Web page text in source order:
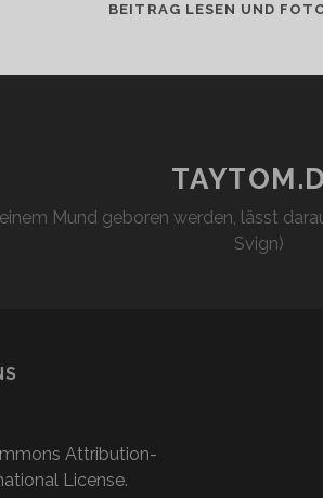
BEITRAG LESEN UND
Mund geboren werden, lässt
Svign)
Attribution-
License.